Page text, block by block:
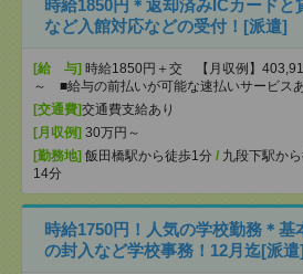
時給1850円＊返却済みICカードと
など入館対応などの受付！[派遣]
[給 与] 時給1850円＋交 【月収例】
～ ■給与の前払いが可能な速払いサービス
[交通費]交通費支給あり
[月収例] 30万円～
[勤務地] 飯田橋駅から徒歩1分 / 九段下駅か
14分
時給1750円！人気の学校勤務＊基
の封入など学校事務！12月迄[派遣]